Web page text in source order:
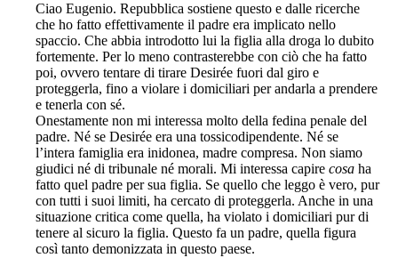
Ciao Eugenio. Repubblica sostiene questo e dalle ricerche
che ho fatto effettivamente il padre era implicato nello
spaccio. Che abbia introdotto lui la figlia alla droga lo dubito
fortemente. Per lo meno contrasterebbe con ciò che ha fatto
poi, ovvero tentare di tirare Desirée fuori dal giro e
proteggerla, fino a violare i domiciliari per andarla a prendere
e tenerla con sé.
Onestamente non mi interessa molto della fedina penale del
padre. Né se Desirée era una tossicodipendente. Né se
l’intera famiglia era inidonea, madre compresa. Non siamo
giudici né di tribunale né morali. Mi interessa capire cosa ha
fatto quel padre per sua figlia. Se quello che leggo è vero, pur
con tutti i suoi limiti, ha cercato di proteggerla. Anche in una
situazione critica come quella, ha violato i domiciliari pur di
tenere al sicuro la figlia. Questo fa un padre, quella figura
così tanto demonizzata in questo paese.